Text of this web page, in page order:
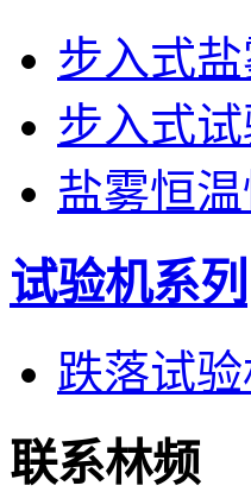
步入式
步入式
盐雾恒
试验机系列
跌落试
联系林频